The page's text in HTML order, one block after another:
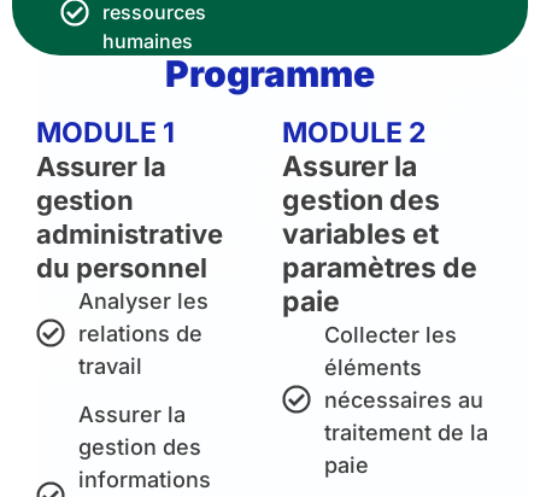
ressources
humaines
Programme
MODULE 1
Assurer la
gestion
administrative
du personnel
Analyser les
relations de
travail
Assurer la
gestion des
informations
MODULE 2
Assurer la
gestion des
variables et
paramètres de
paie
Collecter les
éléments
nécessaires au
traitement de la
paie